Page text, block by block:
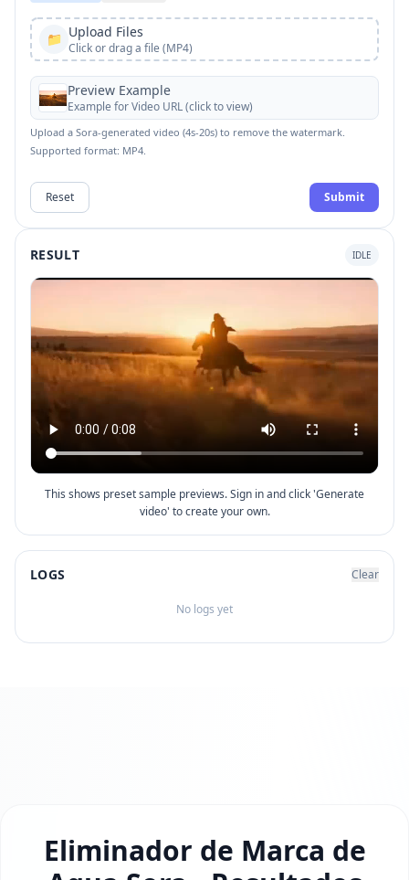
📁 Upload Files
Click or drag a file (MP4)
Preview Example
Example forVideo URL(click to view)
Upload a Sora-generated video (4s-20s) to remove the watermark.
Supported format: MP4.
Reset Submit
RESULT IDLE
This shows preset sample previews. Sign in and click 'Generate
video' to create your own.
LOGS Clear
No logs yet
Eliminador de Marca de